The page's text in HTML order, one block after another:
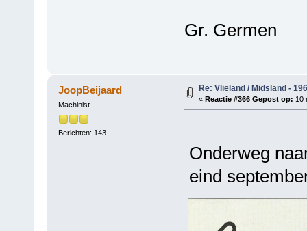
Gr. Germen
JoopBeijaard
Machinist
Berichten: 143
Re: Vlieland / Midsland -
« Reactie #366 Gepost op: 10
Onderweg
eind